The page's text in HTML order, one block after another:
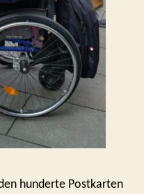
hunderte Postkarten